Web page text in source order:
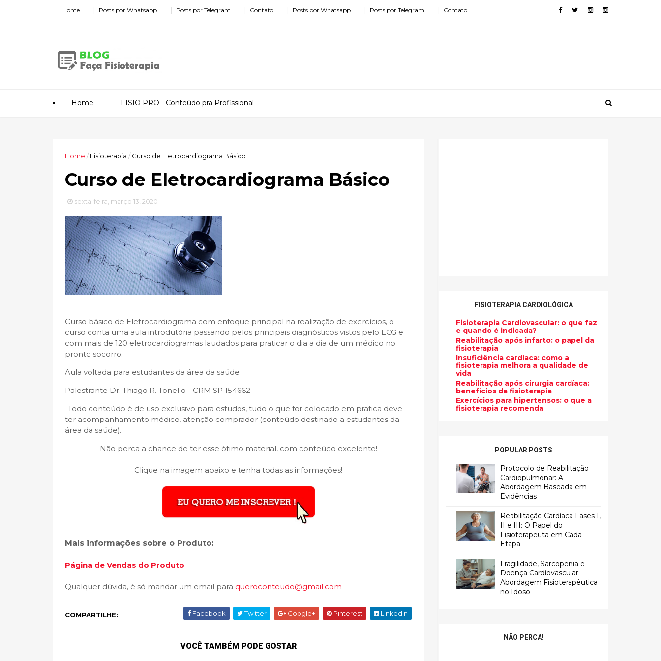
Home Posts por Whatsapp Posts por Telegram Contato Posts por Whatsapp Posts por Telegram Contato
Home FISIO PRO - Conteúdo pra Profissional
Home /Fisioterapia / Curso de Eletrocardiograma Básico
Curso de Eletrocardiograma Básico
sexta-feira, março 13, 2020
Curso básico de Eletrocardiograma com enfoque principal na realização de exercícios, o
curso conta uma aula introdutória passando pelos principais diagnósticos vistos pelo ECG e
com mais de 120 eletrocardiogramas laudados para praticar o dia a dia de um médico no
pronto socorro.
Aula voltada para estudantes da área da saúde.
Palestrante Dr. Thiago R. Tonello - CRM SP 154662
-Todo conteúdo é de uso exclusivo para estudos, tudo o que for colocado em pratica deve
ter acompanhamento médico, atenção comprador (conteúdo destinado a estudantes da
área da saúde).
Não perca a chance de ter esse ótimo material, com conteúdo excelente!
Clique na imagem abaixo e tenha todas as informações!
Mais informações sobre o Produto:
Página de Vendas do Produto
Qualquer dúvida, é só mandar um email para queroconteudo@gmail.com
COMPARTILHE: Facebook Twitter Google+ Pinterest Linkedin
VOCÊ TAMBÉM PODE GOSTAR
FISIOTERAPIA CARDIOLÓGICA
Fisioterapia Cardiovascular: o que faz
e quando é indicada?
Reabilitação após infarto: o papel da
fisioterapia
Insuficiência cardíaca: como a
fisioterapia melhora a qualidade de
vida
Reabilitação após cirurgia cardíaca:
benefícios da fisioterapia
Exercícios para hipertensos: o que a
fisioterapia recomenda
POPULAR POSTS
Protocolo de Reabilitação
Cardiopulmonar: A
Abordagem Baseada em
Evidências
Reabilitação Cardíaca Fases I,
II e III: O Papel do
Fisioterapeuta em Cada
Etapa
Fragilidade, Sarcopenia e
Doença Cardiovascular:
Abordagem Fisioterapêutica
no Idoso
NÃO PERCA!